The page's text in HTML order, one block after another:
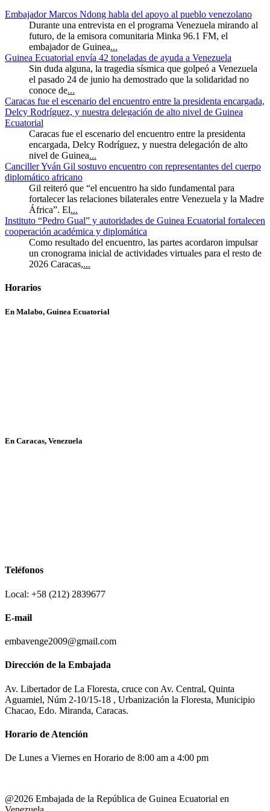
Embajador Marcos Ndong habla del apoyo al pueblo venezolano
Durante una entrevista en el programa Venezuela mirando al
futuro, de la emisora comunitaria Minka 96.1 FM, el
embajador de Guinea...
Guinea Ecuatorial envía 42 toneladas de ayuda a Venezuela
Sin duda alguna, la tragedia sísmica que golpeó a Venezuela
el pasado 24 de junio ha demostrado que la solidaridad no
conoce de...
Caracas fue el escenario del encuentro entre la presidenta encargada,
Delcy Rodríguez, y nuestra delegación de alto nivel de Guinea
Ecuatorial
Caracas fue el escenario del encuentro entre la presidenta
encargada, Delcy Rodríguez, y nuestra delegación de alto
nivel de Guinea...
Canciller Yván Gil sostuvo encuentro con representantes del cuerpo
diplomático africano
Gil reiteró que “el encuentro ha sido fundamental para
fortalecer las relaciones bilaterales entre Venezuela y la Madre
África”. El...
Instituto “Pedro Gual” y autoridades de Guinea Ecuatorial fortalecen
cooperación académica y diplomática
Como resultado del encuentro, las partes acordaron impulsar
un cronograma inicial de actividades virtuales para el resto de
2026 Caracas,...
Horarios
En Malabo, Guinea Ecuatorial
En Caracas, Venezuela
Teléfonos
Local: +58 (212) 2839677
E-mail
embavenge2009@gmail.com
Dirección de la Embajada
Av. Libertador de La Floresta, cruce con Av. Central, Quinta
Aguamiel, Núm 2-10/15-18 , Urbanización la Floresta, Municipio
Chacao, Edo. Miranda, Caracas.
Horario de Atención
De Lunes a Viernes en Horario de 8:00 am a 4:00 pm
@2026 Embajada de la República de Guinea Ecuatorial en